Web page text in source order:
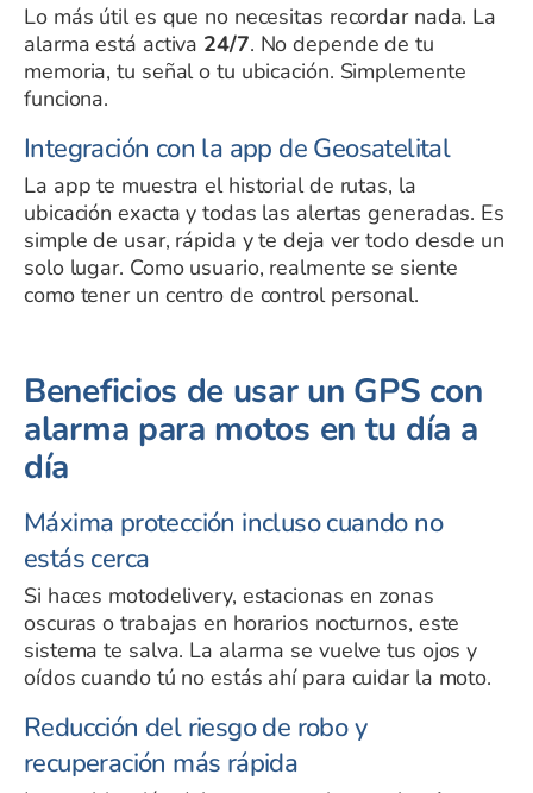
Lo más útil es que no necesitas recordar nada. La
alarma está activa 24/7. No depende de tu
memoria, tu señal o tu ubicación. Simplemente
funciona.
Integración con la app de Geosatelital
La app te muestra el historial de rutas, la
ubicación exacta y todas las alertas generadas. Es
simple de usar, rápida y te deja ver todo desde un
solo lugar. Como usuario, realmente se siente
como tener un centro de control personal.
Beneficios de usar un GPS con
alarma para motos en tu día a
día
Máxima protección incluso cuando no
estás cerca
Si haces motodelivery, estacionas en zonas
oscuras o trabajas en horarios nocturnos, este
sistema te salva. La alarma se vuelve tus ojos y
oídos cuando tú no estás ahí para cuidar la moto.
Reducción del riesgo de robo y
recuperación más rápida